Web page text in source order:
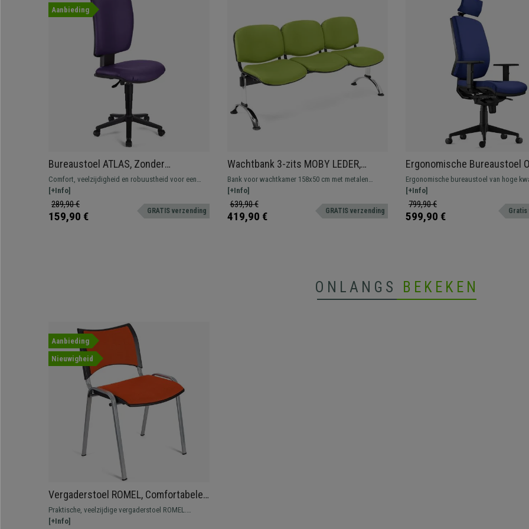
Aanbieding
Bureaustoel ATLAS, Zonder
Armleuningen, Verstelbare
rugleuning, Dikke Vulling, in Paars
Leder
Comfort, veelzijdigheid en robuustheid voor een
onklopbare prijs. Dit geweldige model biedt
uitstekende prestaties bij het uitvoeren van uw
dagelijkse taken.
[+Info]
289,90 €
159,90 € GRATIS verzending
Wachtbank 3-zits MOBY LEDER,
Metalen Structuur, Dikke Vulling,
Groen
Bank voor wachtkamer 158x50 cm met metalen
structuur. Zeer resistent, dikke comfortabele vulling,
lederen bekleding. Verkrijgbaar in verschillende
kleuren en configuraties.
[+Info]
639,90 €
419,90 € GRATIS verzending
Ergonomische Bureaustoel
Donkerblauwe Stof,
Gebruik 8h, Dik Kussen
Ergonomische bureaustoel van hoge
hoofdsteun en met veel comfort. Model
voor professioneel gebruik, gemaakt van
hoogwaardig materiaal.
[+Info]
799,90 €
599,90 € Gratis
ONLANGS BEKEKEN
Aanbieding
Nieuwigheid
Vergaderstoel ROMEL, Comfortabele
Zitting, Stapelbaar, Grijze Poten,
Oranje Stoffen Bekleding
Praktische, veelzijdige vergaderstoel ROMEL.
Comfortabel, bestendig en met een mooi, modern
[+Info]